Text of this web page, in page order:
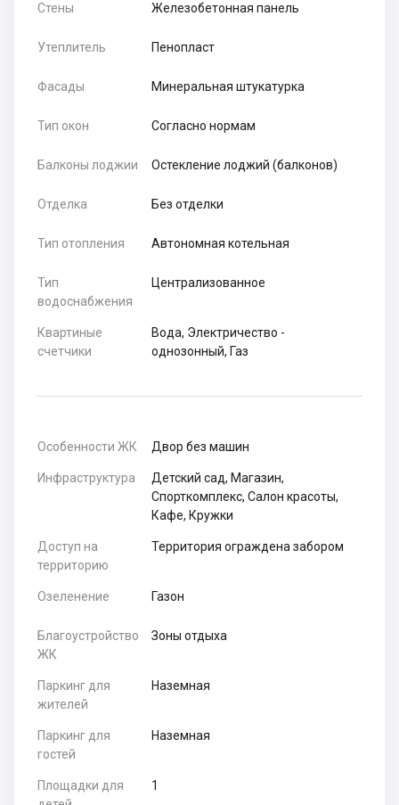
Стены Железобетонная панель
Утеплитель Пенопласт
Фасады Минеральная штукатурка
Тип окон Согласно нормам
Балконы лоджии Остекление лоджий (балконов)
Отделка Без отделки
Тип отопления Автономная котельная
Тип
водоснабжения
Централизованное
Квартиные
счетчики
Вода, Электричество -
однозонный, Газ
Особенности ЖК Двор без машин
Инфраструктура
Детский сад, Магазин,
Спорткомплекс, Салон красоты,
Кафе, Кружки
Доступ на
территорию
Территория ограждена забором
Озеленение Газон
Благоустройство
ЖК
Зоны отдыха
Паркинг для
жителей
Наземная
Паркинг для
гостей
Наземная
Площадки для
1